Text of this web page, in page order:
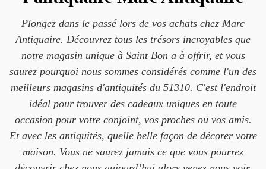
Plongez dans le passé lors de vos achats chez Marc
Antiquaire. Découvrez tous les trésors incroyables que
notre magasin unique à Saint Bon a à offrir, et vous
saurez pourquoi nous sommes considérés comme l'un des
meilleurs magasins d'antiquités du 51310. C'est l'endroit
idéal pour trouver des cadeaux uniques en toute
occasion pour votre conjoint, vos proches ou vos amis.
Et avec les antiquités, quelle belle façon de décorer votre
maison. Vous ne saurez jamais ce que vous pourrez